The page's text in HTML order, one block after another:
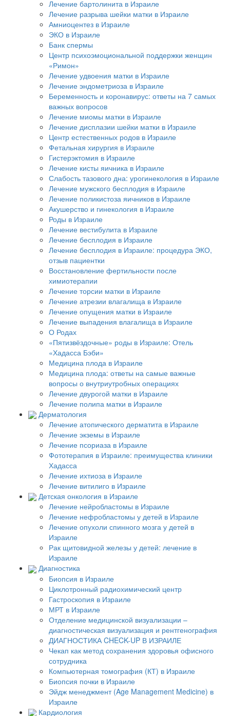
Лечение бартолинита в Израиле
Лечение разрыва шейки матки в Израиле
Амниоцентез в Израиле
ЭКО в Израиле
Банк спермы
Центр психоэмоциональной поддержки женщин
«Римон»
Лечение удвоения матки в Израиле
Лечение эндометриоза в Израиле
Беременность и коронавирус: ответы на 7 самых
важных вопросов
Лечение миомы матки в Израиле
Лечение дисплазии шейки матки в Израиле
Центр естественных родов в Израиле
Фетальная хирургия в Израиле
Гистерэктомия в Израиле
Лечение кисты яичника в Израиле
Слабость тазового дна: урогинекология в Израиле
Лечение мужского бесплодия в Израиле
Лечение поликистоза яичников в Израиле
Акушерство и гинекология в Израиле
Роды в Израиле
Лечение вестибулита в Израиле
Лечение бесплодия в Израиле
Лечение бесплодия в Израиле: процедура ЭКО,
отзыв пациентки
Восстановление фертильности после
химиотерапии
Лечение торсии матки в Израиле
Лечение атрезии влагалища в Израиле
Лечение опущения матки в Израиле
Лечение выпадения влагалища в Израиле
О Родах
«Пятизвёздочные» роды в Израиле: Отель
«Хадасса Бэби»
Медицина плода в Израиле
Медицина плода: ответы на самые важные
вопросы о внутриутробных операциях
Лечение двурогой матки в Израиле
Лечение полипа матки в Израиле
Дерматология
Лечение атопического дерматита в Израиле
Лечение экземы в Израиле
Лечение псориаза в Израиле
Фототерапия в Израиле: преимущества клиники
Хадасса
Лечение ихтиоза в Израиле
Лечение витилиго в Израиле
Детская онкология в Израиле
Лечение нейробластомы в Израиле
Лечение нефробластомы у детей в Израиле
Лечение опухоли спинного мозга у детей в
Израиле
Рак щитовидной железы у детей: лечение в
Израиле
Диагностика
Биопсия в Израиле
Циклотронный радиохимический центр
Гастроскопия в Израиле
МРТ в Израиле
Отделение медицинской визуализации –
диагностическая визуализация и рентгенография
ДИАГНОСТИКА CHECK-UP В ИЗРАИЛЕ
Чекап как метод сохранения здоровья офисного
сотрудника
Компьютерная томография (КТ) в Израиле
Биопсия почки в Израиле
Эйдж менеджмент (Age Management Medicine) в
Израиле
Кардиология